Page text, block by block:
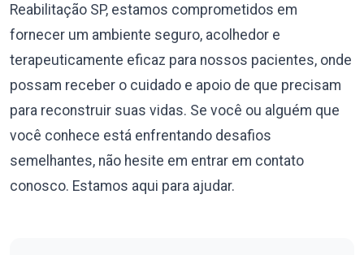
Reabilitação SP, estamos comprometidos em
fornecer um ambiente seguro, acolhedor e
terapeuticamente eficaz para nossos pacientes, onde
possam receber o cuidado e apoio de que precisam
para reconstruir suas vidas. Se você ou alguém que
você conhece está enfrentando desafios
semelhantes, não hesite em entrar em contato
conosco. Estamos aqui para ajudar.